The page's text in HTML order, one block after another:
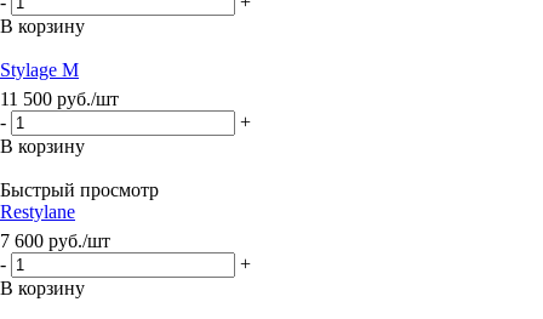
В корзину
Stylage M
11 500 руб./шт
-
+
В корзину
Быстрый просмотр
Restylane
7 600 руб./шт
-
+
В корзину